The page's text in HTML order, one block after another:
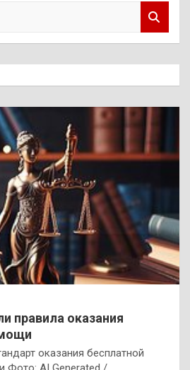
правила оказания
оказания бесплатной